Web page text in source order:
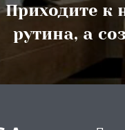
Приходите к
рутина, а